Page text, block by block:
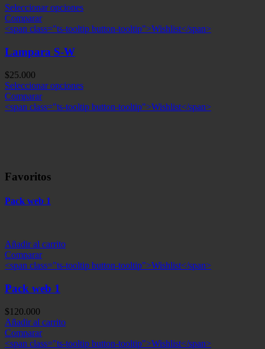
Seleccionar opciones
Comparar
<span class="ts-tooltip button-tooltip">Wishlist</span>
Lampara S-W
$25.000
Seleccionar opciones
Comparar
<span class="ts-tooltip button-tooltip">Wishlist</span>
Favoritos
Pack web 1
Añadir al carrito
Comparar
<span class="ts-tooltip button-tooltip">Wishlist</span>
Pack web 1
$120.000
Añadir al carrito
Comparar
<span class="ts-tooltip button-tooltip">Wishlist</span>